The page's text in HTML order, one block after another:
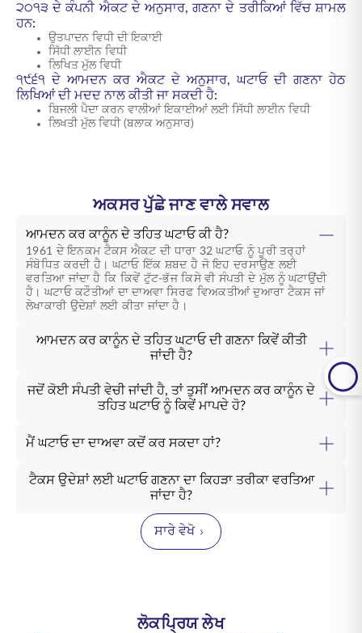
੨੦੧੩ ਦੇ ਕੰਪਨੀ ਐਕਟ ਦੇ ਅਨੁਸਾਰ, ਗਣਨਾ ਦੇ ਤਰੀਕਿਆਂ ਵਿੱਚ ਸ਼ਾਮਲ
ਹਨ:
ਉਤਪਾਦਨ ਵਿਧੀ ਦੀ ਇਕਾਈ
ਸਿੱਧੀ ਲਾਈਨ ਵਿਧੀ
ਲਿਖਿਤ ਮੁੱਲ ਵਿਧੀ
੧੯੬੧ ਦੇ ਆਮਦਨ ਕਰ ਐਕਟ ਦੇ ਅਨੁਸਾਰ, ਘਟਾਓ ਦੀ ਗਣਨਾ ਹੇਠ
ਲਿਖਿਆਂ ਦੀ ਮਦਦ ਨਾਲ ਕੀਤੀ ਜਾ ਸਕਦੀ ਹੈ:
ਬਿਜਲੀ ਪੈਦਾ ਕਰਨ ਵਾਲੀਆਂ ਇਕਾਈਆਂ ਲਈ ਸਿੱਧੀ ਲਾਈਨ ਵਿਧੀ
ਲਿਖਤੀ ਮੁੱਲ ਵਿਧੀ (ਬਲਾਕ ਅਨੁਸਾਰ)
ਅਕਸਰ ਪੁੱਛੇ ਜਾਣ ਵਾਲੇ ਸਵਾਲ
ਆਮਦਨ ਕਰ ਕਾਨੂੰਨ ਦੇ ਤਹਿਤ ਘਟਾਓ ਕੀ ਹੈ?
1961 ਦੇ ਇਨਕਮ ਟੈਕਸ ਐਕਟ ਦੀ ਧਾਰਾ 32 ਘਟਾਓ ਨੂੰ ਪੂਰੀ ਤਰ੍ਹਾਂ
ਸੰਬੋਧਿਤ ਕਰਦੀ ਹੈ। ਘਟਾਓ ਇੱਕ ਸ਼ਬਦ ਹੈ ਜੋ ਇਹ ਦਰਸਾਉਣ ਲਈ
ਵਰਤਿਆ ਜਾਂਦਾ ਹੈ ਕਿ ਕਿਵੇਂ ਟੁੱਟ-ਭੱਜ ਕਿਸੇ ਵੀ ਸੰਪਤੀ ਦੇ ਮੁੱਲ ਨੂੰ ਘਟਾਉਂਦੀ
ਹੈ। ਘਟਾਓ ਕਟੌਤੀਆਂ ਦਾ ਦਾਅਵਾ ਸਿਰਫ ਵਿਅਕਤੀਆਂ ਦੁਆਰਾ ਟੈਕਸ ਜਾਂ
ਲੇਖਾਕਾਰੀ ਉਦੇਸ਼ਾਂ ਲਈ ਕੀਤਾ ਜਾਂਦਾ ਹੈ।
ਆਮਦਨ ਕਰ ਕਾਨੂੰਨ ਦੇ ਤਹਿਤ ਘਟਾਓ ਦੀ ਗਣਨਾ ਕਿਵੇਂ ਕੀਤੀ
ਜਾਂਦੀ ਹੈ?
ਜਦੋਂ ਕੋਈ ਸੰਪਤੀ ਵੇਚੀ ਜਾਂਦੀ ਹੈ, ਤਾਂ ਤੁਸੀਂ ਆਮਦਨ ਕਰ ਕਾਨੂੰਨ ਦੇ
ਤਹਿਤ ਘਟਾਓ ਨੂੰ ਕਿਵੇਂ ਮਾਪਦੇ ਹੋ?
ਮੈਂ ਘਟਾਓ ਦਾ ਦਾਅਵਾ ਕਦੋਂ ਕਰ ਸਕਦਾ ਹਾਂ?
ਟੈਕਸ ਉਦੇਸ਼ਾਂ ਲਈ ਘਟਾਓ ਗਣਨਾ ਦਾ ਕਿਹੜਾ ਤਰੀਕਾ ਵਰਤਿਆ
ਜਾਂਦਾ ਹੈ?
ਸਾਰੇ ਵੇਖੋ
ਲੋਕਪ੍ਰਿਯ ਲੇਖ